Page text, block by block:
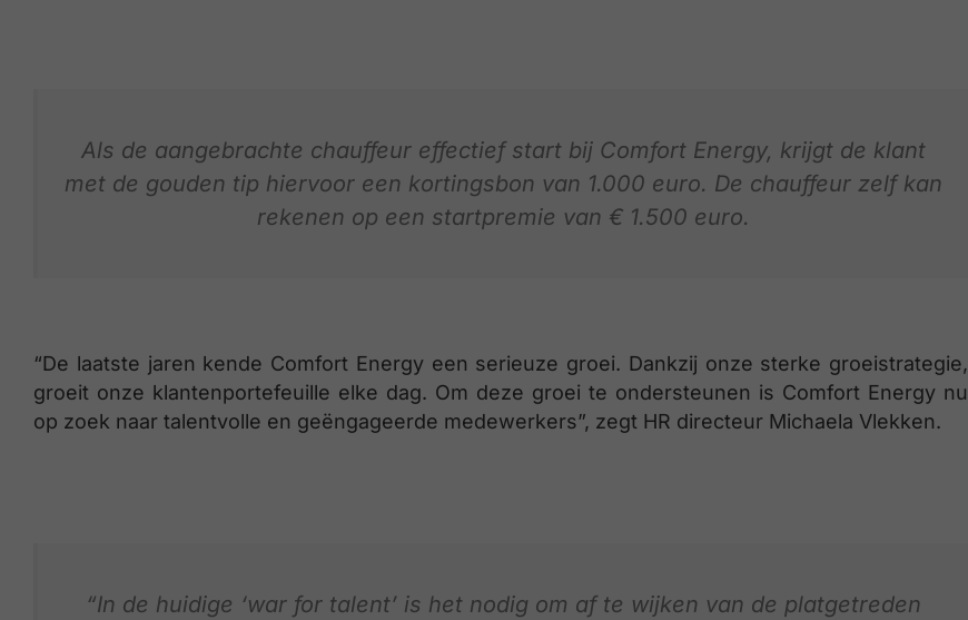
Als de aangebrachte chauffeur effectief start bij Comfort Energy, krijgt de klant
met de gouden tip hiervoor een kortingsbon van 1.000 euro. De chauffeur zelf kan
rekenen op een startpremie van € 1.500 euro.
“De laatste jaren kende Comfort Energy een serieuze groei. Dankzij onze sterke groeistrategie,
groeit onze klantenportefeuille elke dag. Om deze groei te ondersteunen is Comfort Energy nu
op zoek naar talentvolle en geëngageerde medewerkers”, zegt HR directeur Michaela Vlekken.
“In de huidige ‘war for talent’ is het nodig om af te wijken van de platgetreden